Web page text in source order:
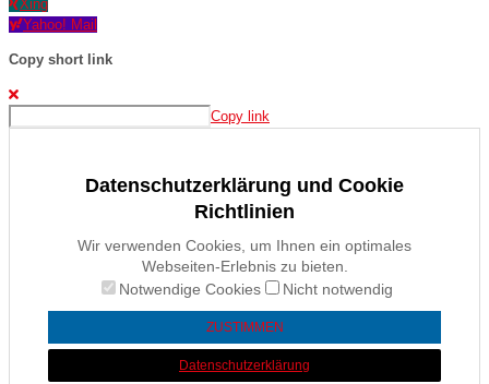
Xing
Yahoo! Mail
Copy short link
Copy link
Datenschutzerklärung und Cookie
Richtlinien
Wir verwenden Cookies, um Ihnen ein optimales
Webseiten-Erlebnis zu bieten.
Notwendige Cookies
Nicht notwendig
ZUSTIMMEN
Datenschutzerklärung